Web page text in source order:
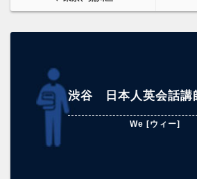
渋谷 日本人英会話
We [ウィー]